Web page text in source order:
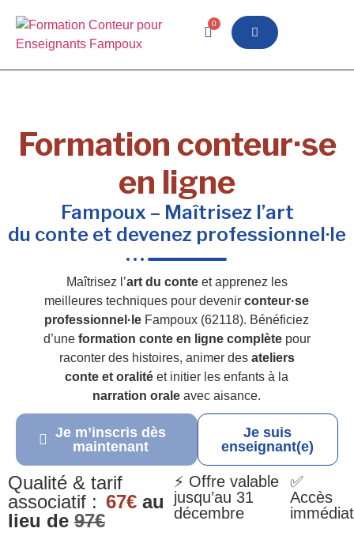
0
Formation conteur·se
en ligne
Fampoux – Maîtrisez l’art
du conte et devenez professionnel·le
Maîtrisez l’art du conteet apprenez les
meilleures techniques pour devenirconteur·se
professionnel·le Fampoux (62118). Bénéficiez
d’une formation conte en ligne complètepour
raconter des histoires, animer des ateliers
conte et oralité et initier les enfants à la
narration orale avec aisance.
Je m’inscris dès
maintenant
Je suis
enseignant(e)
Qualité & tarif
associatif : 67€ au
lieu de 97€
⚡ Offre valable
jusqu’au 31
décembre
✅
Accès
immédiat